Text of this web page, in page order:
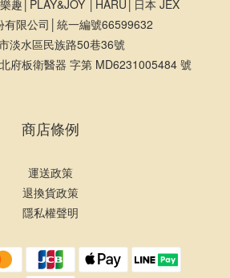
趣│PLAY&JOY │HARU│日本 JEX
有限公司│統一編號66599632
淡水區民族路50巷36號
府板衛醫器 字第 MD6231005484 號
商店條例
運送政策
退換貨政策
隱私權聲明